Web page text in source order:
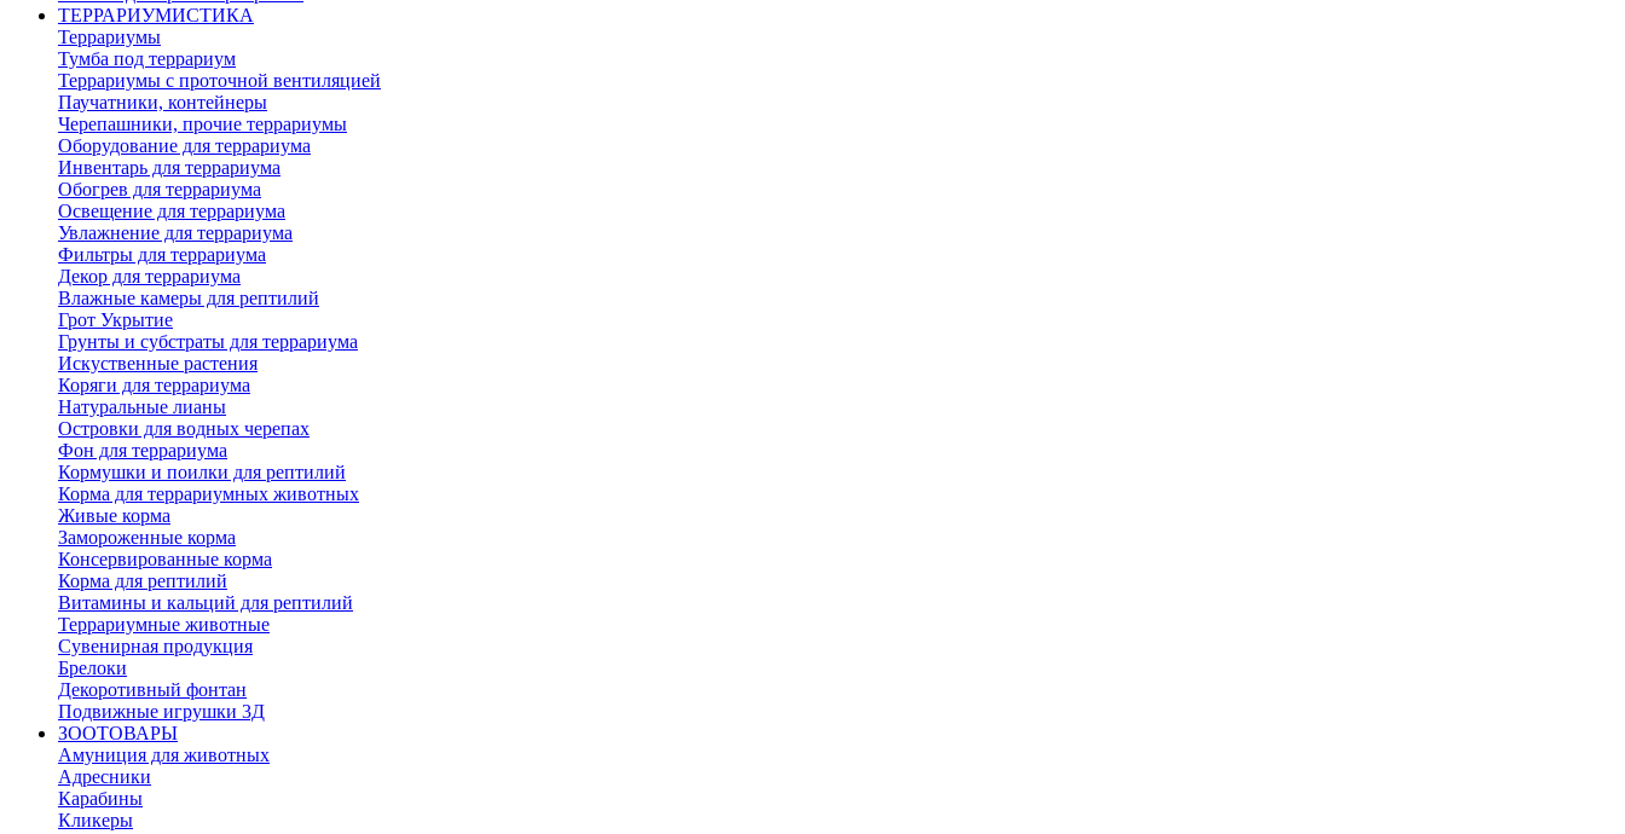
ТЕРРАРИУМИСТИКА
Террариумы
Тумба под террариум
Террариумы с проточной вентиляцией
Паучатники, контейнеры
Черепашники, прочие террариумы
Оборудование для террариума
Инвентарь для террариума
Обогрев для террариума
Освещение для террариума
Увлажнение для террариума
Фильтры для террариума
Декор для террариума
Влажные камеры для рептилий
Грот Укрытие
Грунты и субстраты для террариума
Искуственные растения
Коряги для террариума
Натуральные лианы
Островки для водных черепах
Фон для террариума
Кормушки и поилки для рептилий
Корма для террариумных животных
Живые корма
Замороженные корма
Консервированные корма
Корма для рептилий
Витамины и кальций для рептилий
Террариумные животные
Сувенирная продукция
Брелоки
Декоротивный фонтан
Подвижные игрушки 3Д
ЗООТОВАРЫ
Амуниция для животных
Адресники
Карабины
Кликеры